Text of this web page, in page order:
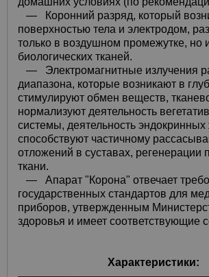
—
Коронний разряд, который
поверхностью тела и электродом,
только в воздушном промежутке, но
биологических тканей.
—
Электромагнитные излучения
диапазона, которые возникают в
стимулируют обмен веществ,
нормализуют деятельность
системы, деятельность эндокринных
способствуют частичному
отложений в суставах, регенерации
ткани.
—
Апарат "Корона" отвечает
государственных стандартов для
приборов, утвержденным
здоровья и имеет соответствующие
Характеристики: